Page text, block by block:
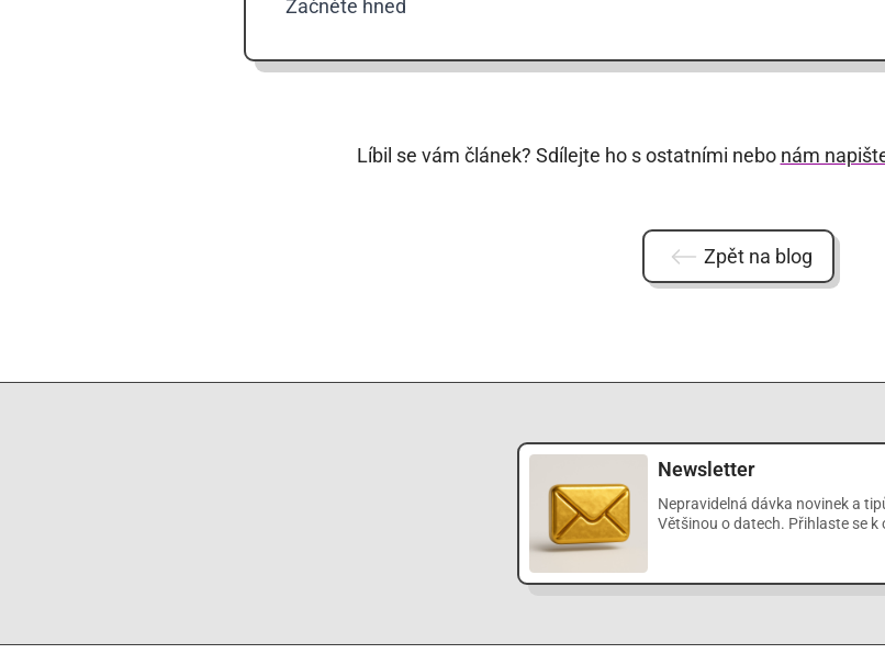
Začněte hned
Líbil se vám článek? Sdílejte ho s ostatními nebo nám
Zpět na blog
Newsletter
Nepravidelná dávka novinek a
Většinou o datech. Přihlaste se k